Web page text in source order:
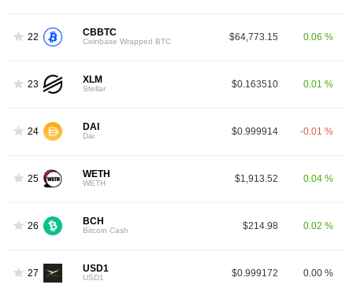
22 CBBTC
Coinbase Wrapped BTC $64,773.15 0.06 %
23 XLM
Stellar $0.163510 0.01 %
24 DAI
Dai $0.999914 -0.01 %
25 WETH
WETH $1,913.52 0.04 %
26 BCH
Bitcoin Cash $214.98 0.02 %
27 USD1
USD1 $0.999172 0.00 %